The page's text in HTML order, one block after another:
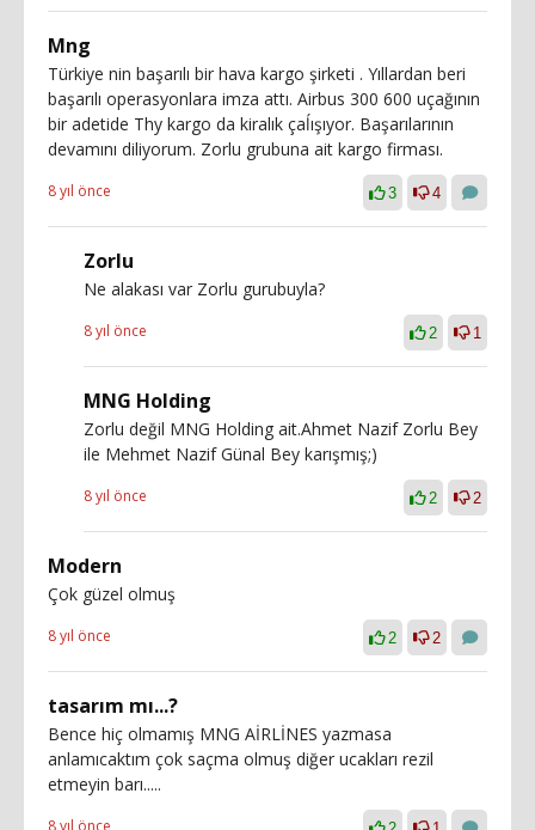
Mng
Türkiye nin başarılı bir hava kargo şirketi . Yıllardan beri
başarılı operasyonlara imza attı. Airbus 300 600 uçağının
bir adetide Thy kargo da kiralık çaĺışıyor. Başarılarının
devamını diliyorum. Zorlu grubuna ait kargo firması.
8 yıl önce 3 4
Zorlu
Ne alakası var Zorlu gurubuyla?
8 yıl önce 2 1
MNG Holding
Zorlu değil MNG Holding ait.Ahmet Nazif Zorlu Bey
ile Mehmet Nazif Günal Bey karışmış;)
8 yıl önce 2 2
Modern
Çok güzel olmuş
8 yıl önce 2 2
tasarım mı...?
Bence hiç olmamış MNG AİRLİNES yazmasa
anlamıcaktım çok saçma olmuş diğer ucakları rezil
etmeyin barı.....
8 yıl önce